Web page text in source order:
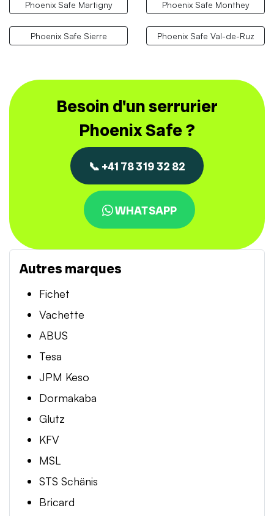
Phoenix Safe Martigny Phoenix Safe Monthey
Phoenix Safe Sierre Phoenix Safe Val-de-Ruz
Besoin d'un serrurier
Phoenix Safe ?
📞 +41 78 319 32 82
WHATSAPP
Autres marques
Fichet
Vachette
ABUS
Tesa
JPM Keso
Dormakaba
Glutz
KFV
MSL
STS Schänis
Bricard